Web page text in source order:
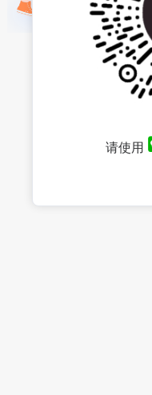
请使用